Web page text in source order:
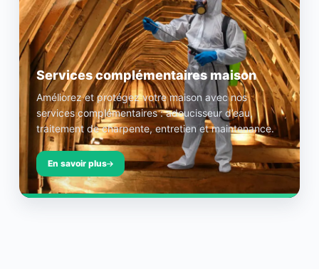
Services complémentaires maison
Améliorez et protégez votre maison avec nos
services complémentaires : adoucisseur d’eau,
traitement de charpente, entretien et maintenance.
En savoir plus